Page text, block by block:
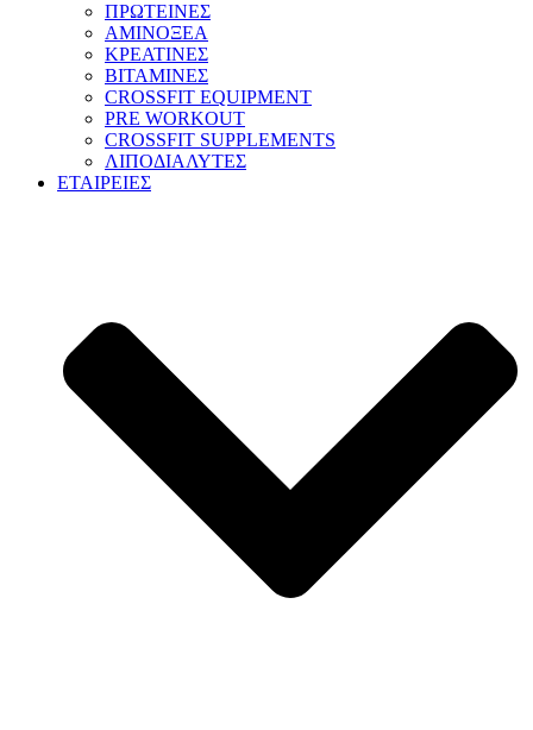
ΠΡΩΤΕΙΝΕΣ
ΑΜΙΝΟΞΕΑ
ΚΡΕΑΤΙΝΕΣ
ΒΙΤΑΜΙΝΕΣ
CROSSFIT EQUIPMENT
PRE WORKOUT
CROSSFIT SUPPLEMENTS
ΛΙΠΟΔΙΑΛΥΤΕΣ
ΕΤΑΙΡΕΙΕΣ